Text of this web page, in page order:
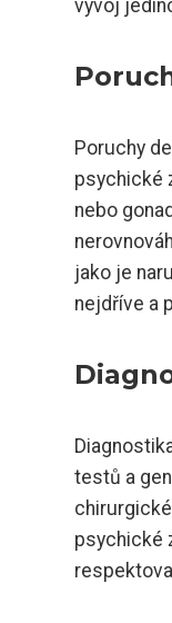
vývoj
Poruchy
psychické
nebo
jako je
nejdříve a
testů a
psychické